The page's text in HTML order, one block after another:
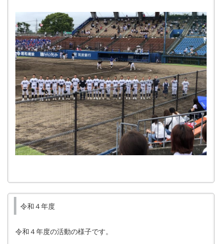
令和４年度
令和４年度の活動の様子です。